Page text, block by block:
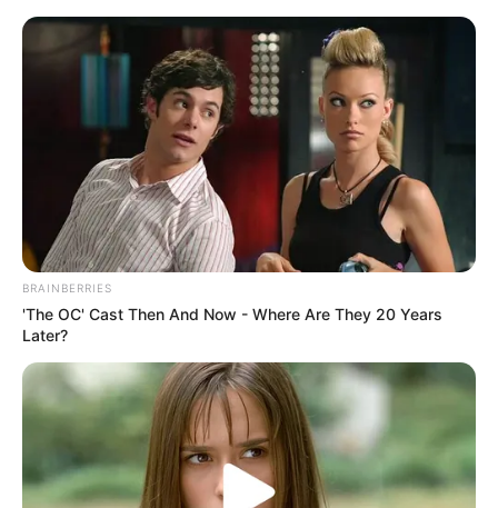
como fazer cortina
Como Fazer Cortina Sem
Costura: Passo a Passo + 31
Modelos para se Inspirar
BRAINBERRIES
'The OC' Cast Then And Now - Where Are They 20 Years
Later?